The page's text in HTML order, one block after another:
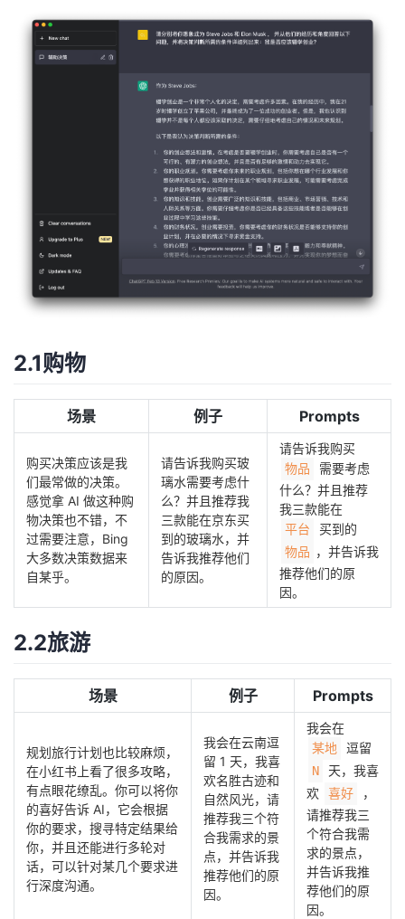
2.1购物
场景 例子 Prompts
购买决策应该是我
们最常做的决策。
感觉拿 AI 做这种购
物决策也不错，不
过需要注意，Bing
大多数决策数据来
自某乎。
请告诉我购买玻
璃水需要考虑什
么？并且推荐我
三款能在京东买
到的玻璃水，并
告诉我推荐他们
的原因。
请告诉我购买
物品
需要考虑
什么？并且推荐
我三款能在
平台 买到的
物品 ，并告诉我
推荐他们的原
因。
2.2旅游
场景 例子 Prompts
规划旅行计划也比较麻烦，
在小红书上看了很多攻略，
有点眼花缭乱。你可以将你
的喜好告诉 AI，它会根据
你的要求，搜寻特定结果给
你，并且还能进行多轮对
话，可以针对某几个要求进
行深度沟通。
我会在云南逗
留 1 天，我喜
欢名胜古迹和
自然风光，请
推荐我三个符
合我需求的景
点，并告诉我
推荐他们的原
因。
我会在
某地 逗留
N
天，我喜
欢
喜好
，
请推荐我三
个符合我需
求的景点，
并告诉我推
荐他们的原
因。